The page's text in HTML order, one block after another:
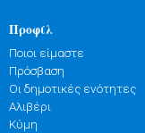
Προφίλ
Ποιοι είμαστε
Πρόσβαση
Οι δημοτικές ενότητες
Αλιβέρι
Κύμη